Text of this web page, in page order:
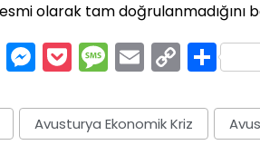
olarak tam doğrulanmadığını
Pinterest
Messenger
Pocket
Message
EmailCopy
Avusturya Ekonomik Kriz